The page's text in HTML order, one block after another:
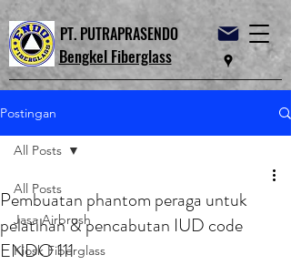
PT. PUTRAPRASENDO
Bengkel Fiberglass
Postingan
All Posts
Jasa Airbrush
Kiosk Fiberglass
All Posts
Pembuatan phantom peraga untuk
pelatihan & pencabutan IUD code
ENDO 111